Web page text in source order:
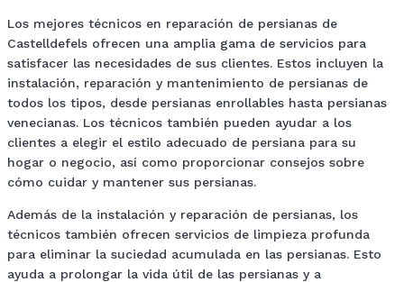
Los mejores técnicos en reparación de persianas de
Castelldefels ofrecen una amplia gama de servicios para
satisfacer las necesidades de sus clientes. Estos incluyen la
instalación, reparación y mantenimiento de persianas de
todos los tipos, desde persianas enrollables hasta persianas
venecianas. Los técnicos también pueden ayudar a los
clientes a elegir el estilo adecuado de persiana para su
hogar o negocio, así como proporcionar consejos sobre
cómo cuidar y mantener sus persianas.
Además de la instalación y reparación de persianas, los
técnicos también ofrecen servicios de limpieza profunda
para eliminar la suciedad acumulada en las persianas. Esto
ayuda a prolongar la vida útil de las persianas y a